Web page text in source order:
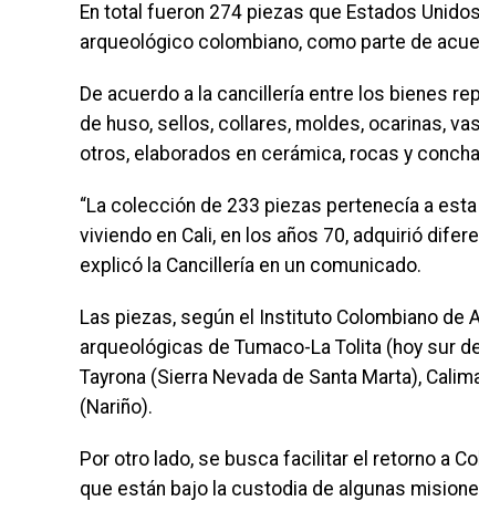
En total fueron 274 piezas que Estados
arqueológico colombiano, como parte de
De acuerdo a la cancillería entre los bienes
de huso, sellos, collares, moldes, ocarinas,
otros, elaborados en cerámica, rocas y
“La colección de 233 piezas pertenecía a
viviendo en Cali, en los años 70, adquirió
explicó la Cancillería en un comunicado.
Las piezas, según el Instituto Colombiano de
arqueológicas de Tumaco-La Tolita (hoy sur
Tayrona (Sierra Nevada de Santa Marta),
(Nariño).
Por otro lado, se busca facilitar el retorno a
que están bajo la custodia de algunas